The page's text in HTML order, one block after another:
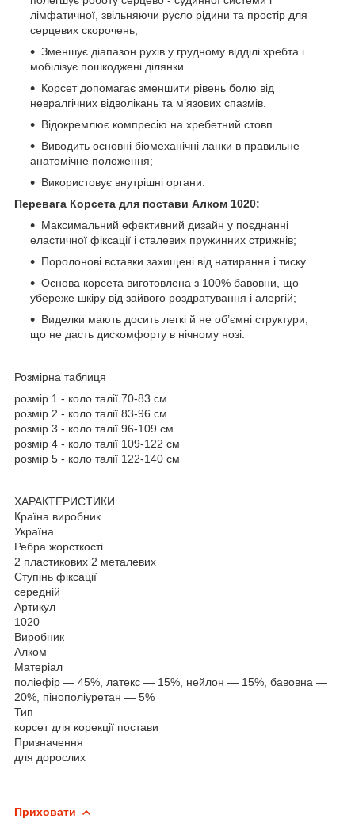
лімфатичної, звільняючи русло рідини та простір для
серцевих скорочень;
Зменшує діапазон рухів у грудному відділі хребта і
мобілізує пошкоджені ділянки.
Корсет допомагає зменшити рівень болю від
невралгічних відволікань та м’язових спазмів.
Відокремлює компресію на хребетний стовп.
Виводить основні біомеханічні ланки в правильне
анатомічне положення;
Використовує внутрішні органи.
Перевага Корсета для постави Алком 1020:
Максимальний ефективний дизайн у поєднанні
еластичної фіксації і сталевих пружинних стрижнів;
Поролонові вставки захищені від натирання і тиску.
Основа корсета виготовлена з 100% бавовни, що
убереже шкіру від зайвого роздратування і алергій;
Виделки мають досить легкі й не об’ємні структури,
що не дасть дискомфорту в нічному нозі.
Розмірна таблиця
розмір 1 - коло талії 70-83 см
розмір 2 - коло талії 83-96 см
розмір 3 - коло талії 96-109 см
розмір 4 - коло талії 109-122 см
розмір 5 - коло талії 122-140 см
ХАРАКТЕРИСТИКИ
Країна виробник
Україна
Ребра жорсткості
2 пластикових 2 металевих
Cтупінь фіксації
середній
Артикул
1020
Виробник
Алком
Матеріал
поліефір — 45%, латекс — 15%, нейлон — 15%, бавовна —
20%, пінополіуретан — 5%
Тип
корсет для корекції постави
Призначення
для дорослих
Приховати